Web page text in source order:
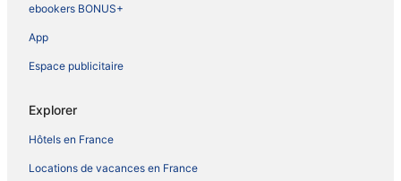
ebookers BONUS+
App
Espace publicitaire
Explorer
Hôtels en France
Locations de vacances en France